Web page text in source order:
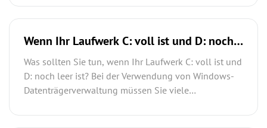
optimieren.
Wenn Ihr Laufwerk C: voll ist und D: noch
leer ist ...
Was sollten Sie tun, wenn Ihr Laufwerk C: voll ist und
D: noch leer ist? Bei der Verwendung von Windows-
Datenträgerverwaltung müssen Sie viele
Lösung, um das Problem zu lösen?